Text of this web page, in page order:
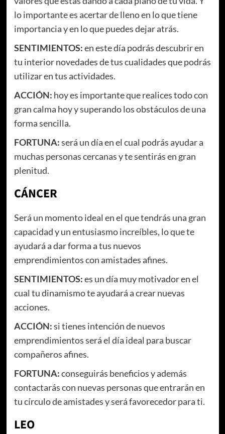
lo importante es acertar de lleno en lo que tiene
importancia y en lo que puedes dejar atrás.
SENTIMIENTOS:en este día podrás descubrir en
tu interior novedades de tus cualidades que podrás
utilizar en tus actividades.
ACCIÓN: hoy es importante que realices todo con
gran calma hoy y superando los obstáculos de una
forma sencilla.
FORTUNA:será un día en el cual podrás ayudar a
muchas personas cercanas y te sentirás en gran
plenitud.
CÁNCER
Será un momento ideal en el que tendrás una gran
capacidad y un entusiasmo increíbles, lo que te
ayudará a dar forma a tus nuevos
emprendimientos con amistades afines.
SENTIMIENTOS:es un día muy motivador en el
cual tu dinamismo te ayudará a crear nuevas
acciones.
ACCIÓN:si tienes intención de nuevos
emprendimientos será el día ideal para buscar
compañeros afines.
FORTUNA:conseguirás beneficios y además
contactarás con nuevas personas que entrarán en
tu círculo de amistades y será favorecedor para ti.
LEO